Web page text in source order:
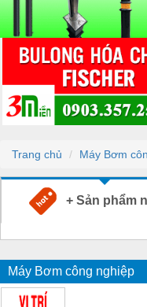
Trang chủ Máy Bơm
+ Sản phẩm
Máy Bơm công nghiệp